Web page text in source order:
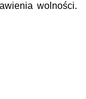
wolności.